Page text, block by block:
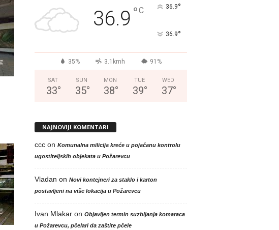
36.9 °C 36.9°
36.9°
35% 3.1kmh 91%
SAT
33°
SUN
35°
MON
38°
TUE
39°
WED
37°
NAJNOVIJI KOMENTARI
cccon Komunalna milicija kreće u pojačanu kontrolu
ugostiteljskih objekata u Požarevcu
Vladan on Novi kontejneri za staklo i karton
postavljeni na više lokacija u Požarevcu
Ivan Mlakaron Objavljen termin suzbijanja komaraca
u Požarevcu, pčelari da zaštite pčele